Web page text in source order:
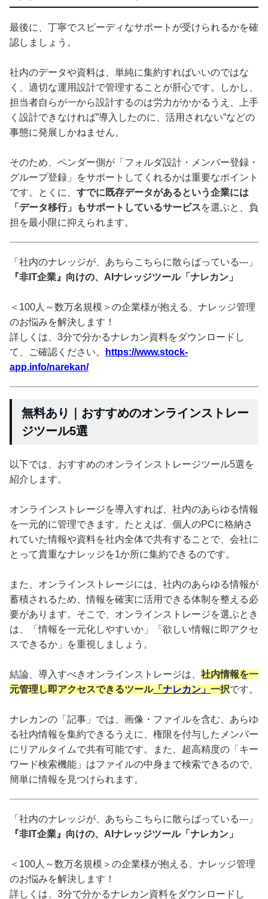
最後に、丁寧でスピーディなサポートが受けられるかを確
認しましょう。
社内のデータや資料は、単純に集約すればいいのではな
く、適切な運用設計で管理することが肝心です。しかし、
担当者自らが一から設計するのは労力がかかるうえ、上手
く設計できなければ”導入したのに、活用されない”などの
事態に発展しかねません。
そのため、ペンダー側が「フォルダ設計・メンバー登録・
グループ登録」をサポートしてくれるかは重要なポイント
です。とくに、 すでに既存データがあるという企業には
「データ移行」もサポートしているサービスを選ぶと、負
担を最小限に抑えられます。
「社内のナレッジが、あちらこちらに散らばっている---」
『非IT企業』向けの、AIナレッジツール「ナレカン」
＜100人～数万名規模＞の企業様が抱える、ナレッジ管理
のお悩みを解決します！
詳しくは、3分で分かるナレカン資料をダウンロードし
て、ご確認ください。
https://www.stock-
app.info/narekan/
無料あり｜おすすめのオンラインストレー
ジツール5選
以下では、おすすめのオンラインストレージツール5選を
紹介します。
オンラインストレージを導入すれば、社内のあらゆる情報
を一元的に管理できます。たとえば、個人のPCに格納さ
れていた情報や資料を社内全体で共有することで、会社に
とって貴重なナレッジを1か所に集約できるのです。
また、オンラインストレージには、社内のあらゆる情報が
蓄積されるため、情報を確実に活用できる体制を整える必
要があります。そこで、オンラインストレージを選ぶとき
は、「情報を一元化しやすいか」「欲しい情報に即アクセ
スできるか」を重視しましょう。
結論、導入すべきオンラインストレージは、 社内情報を一
元管理し即アクセスできるツール「ナレカン」 一択です。
ナレカンの「記事」では、画像・ファイルを含む、あらゆ
る社内情報を集約できるうえに、権限を付与したメンバー
にリアルタイムで共有可能です。また、超高精度の「キー
ワード検索機能」はファイルの中身まで検索できるので、
簡単に情報を見つけられます。
「社内のナレッジが、あちらこちらに散らばっている---」
『非IT企業』向けの、AIナレッジツール「ナレカン」
＜100人～数万名規模＞の企業様が抱える、ナレッジ管理
のお悩みを解決します！
詳しくは、3分で分かるナレカン資料をダウンロードし